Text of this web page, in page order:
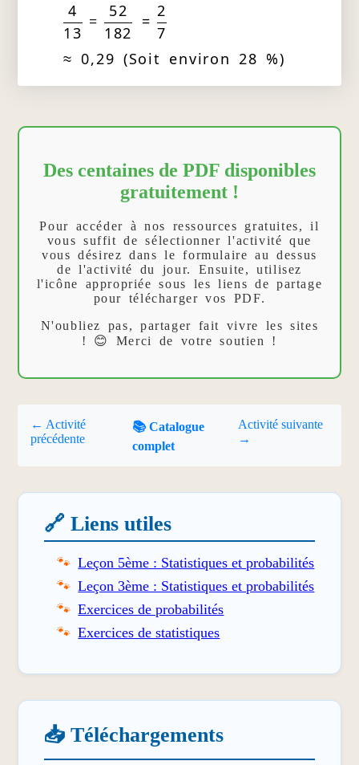
4
13
=
52
182
=
2
7
≈ 0,29 (Soit environ 28 %)
Des centaines de PDF disponibles
gratuitement !
Pour accéder à nos ressources gratuites, il
vous suffit de sélectionner l'activité que
vous désirez dans le formulaire au dessus
de l'activité du jour. Ensuite, utilisez
l'icône appropriée sous les liens de partage
pour télécharger vos PDF.
N'oubliez pas, partager fait vivre les sites
! 😊 Merci de votre soutien !
← Activité
précédente
📚 Catalogue
complet
Activité suivante
→
🔗 Liens utiles
Leçon 5ème : Statistiques et probabilités
Leçon 3ème : Statistiques et probabilités
Exercices de probabilités
Exercices de statistiques
📥 Téléchargements